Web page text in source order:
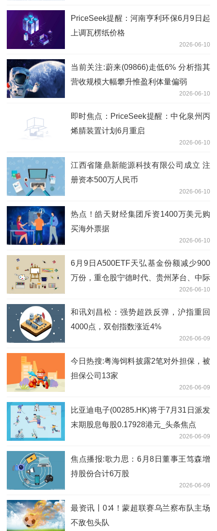
PriceSeek提醒：河南亨利环保6月9日起
上调瓦楞纸价格
2026-06-10
当前关注:蔚来(09866)走低6% 分析指其
营收规模大幅攀升惟盈利体量偏弱
2026-06-10
即时焦点：PriceSeek提醒：中化泉州丙
烯腈装置计划6月重启
2026-06-10
江西省隆鼎新能源科技有限公司成立 注
册资本500万人民币
2026-06-10
热点！皓天财经集团斥资1400万美元购
买海外票据
2026-06-10
6月9日A500ETF天弘基金份额减少900
万份，重仓股宁德时代、贵州茅台、中际
2026-06-10
和讯刘昌松：强势超跌反弹，沪指重回
4000点，双创指数涨近4%
2026-06-09
今日热搜:粤海饲料披露2笔对外担保，被
担保公司13家
2026-06-09
比亚迪电子(00285.HK)将于7月31日派发
末期股息每股0.17928港元_头条焦点
2026-06-09
焦点播报:歌力思：6月8日董事王笃森增
持股份合计6万股
2026-06-09
最资讯丨0∶4！蒙超联赛乌兰察布队主场
不敌包头队